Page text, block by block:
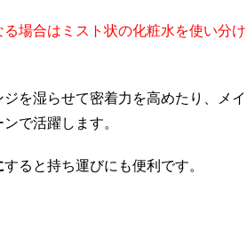
場合はミスト状の化粧水を使い分け
を湿らせて密着力を高めたり、メイ
で活躍します。
すると持ち運びにも便利です。